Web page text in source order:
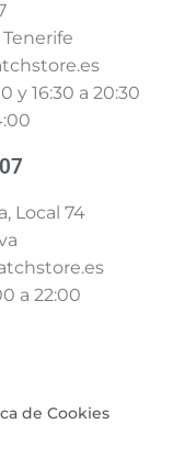
y 16:30 a 20:30
Local 74
a 22:00
de Cookies